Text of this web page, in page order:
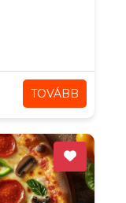
TOVÁBB